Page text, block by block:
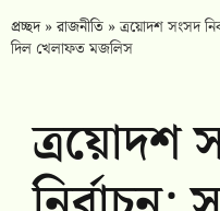
প্রচ্ছদ»রাজনীতি »ত্রয়োদশ সংসদ
দিল খেলাফত মজলিস
ত্রয়োদশ